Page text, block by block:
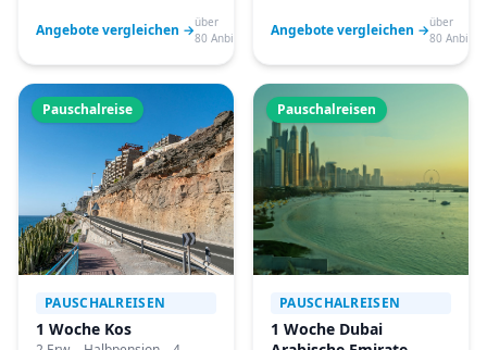
Angebote vergleichen →über
80 Anbieter
Angebote vergleichen →über
80
Pauschalreise
PAUSCHALREISEN
1 Woche Kos
Pauschalreisen
PAUSCHALREISEN
1 Woche Dubai